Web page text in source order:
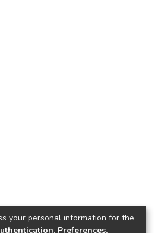
your personal information for the
Preferences,